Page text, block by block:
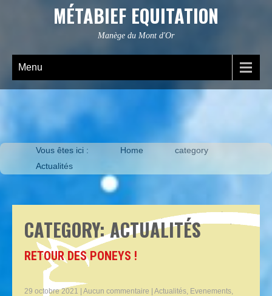
MÉTABIEF EQUITATION
Manège du Mont d'Or
Menu
Vous êtes ici : Home
category
Actualités
CATEGORY: ACTUALITÉS
RETOUR DES PONEYS !
29 octobre 2021 Aucun commentaire Actualités, Evenements,